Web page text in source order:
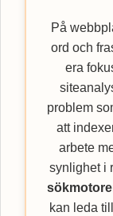
På
ord och
era
problem
att
arbete
synlighet i
kan leda till